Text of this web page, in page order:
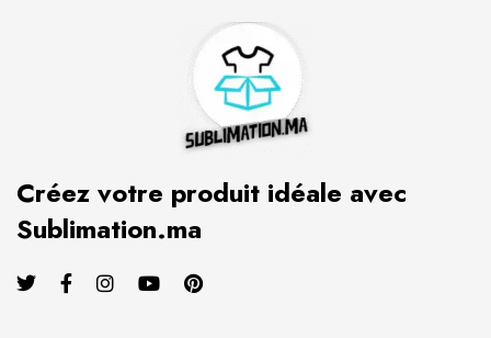
Créez votre produit idéale avec
Sublimation.ma